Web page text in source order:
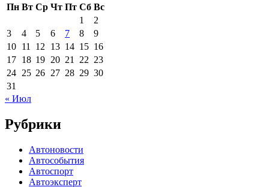
Пн Вт Ср Чт Пт Сб Вс
1
2
3
4 5 6 7 8
9
10 11 12 13 14 15 16
17 18 19 20 21 22 23
24 25 26 27 28 29 30
31
« Июл
Рубрики
Автоновости
Автособытия
Автоспорт
Автоэксперт